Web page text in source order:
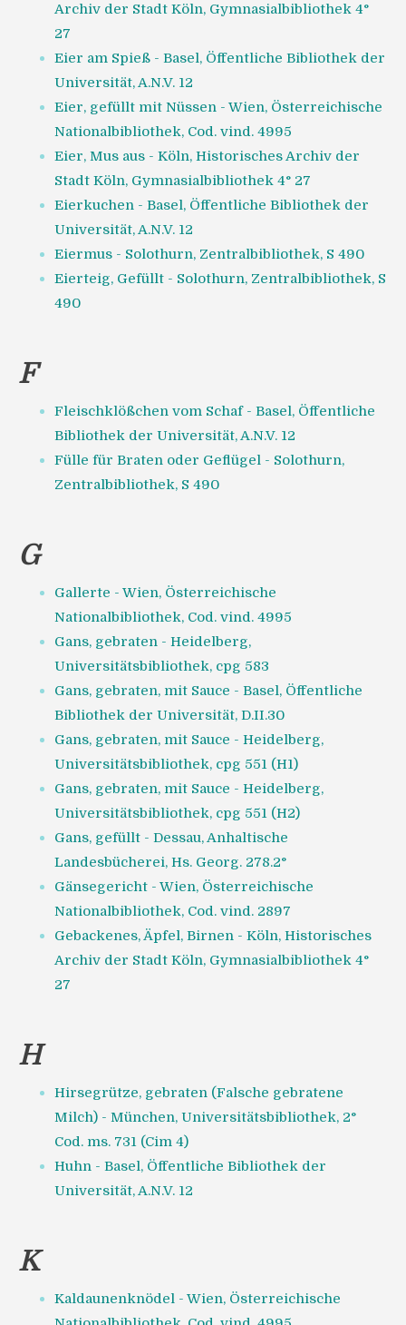
Archiv der Stadt Köln, Gymnasialbibliothek 4°
27
Eier am Spieß - Basel, Öffentliche Bibliothek der
Universität, A.N.V. 12
Eier, gefüllt mit Nüssen - Wien, Österreichische
Nationalbibliothek, Cod. vind. 4995
Eier, Mus aus - Köln, Historisches Archiv der
Stadt Köln, Gymnasialbibliothek 4° 27
Eierkuchen - Basel, Öffentliche Bibliothek der
Universität, A.N.V. 12
Eiermus - Solothurn, Zentralbibliothek, S 490
Eierteig, Gefüllt - Solothurn, Zentralbibliothek, S
490
F
Fleischklößchen vom Schaf - Basel, Öffentliche
Bibliothek der Universität, A.N.V. 12
Fülle für Braten oder Geflügel - Solothurn,
Zentralbibliothek, S 490
G
Gallerte - Wien, Österreichische
Nationalbibliothek, Cod. vind. 4995
Gans, gebraten - Heidelberg,
Universitätsbibliothek, cpg 583
Gans, gebraten, mit Sauce - Basel, Öffentliche
Bibliothek der Universität, D.II.30
Gans, gebraten, mit Sauce - Heidelberg,
Universitätsbibliothek, cpg 551 (H1)
Gans, gebraten, mit Sauce - Heidelberg,
Universitätsbibliothek, cpg 551 (H2)
Gans, gefüllt - Dessau, Anhaltische
Landesbücherei, Hs. Georg. 278.2°
Gänsegericht - Wien, Österreichische
Nationalbibliothek, Cod. vind. 2897
Gebackenes, Äpfel, Birnen - Köln, Historisches
Archiv der Stadt Köln, Gymnasialbibliothek 4°
27
H
Hirsegrütze, gebraten (Falsche gebratene
Milch) - München, Universitätsbibliothek, 2°
Cod. ms. 731 (Cim 4)
Huhn - Basel, Öffentliche Bibliothek der
Universität, A.N.V. 12
K
Kaldaunenknödel - Wien, Österreichische